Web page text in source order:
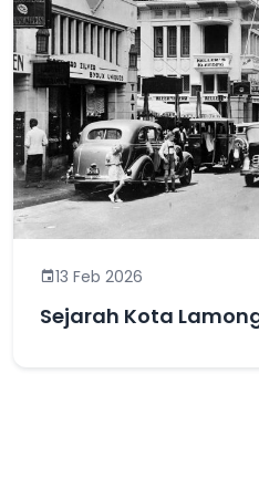
13 Feb 2026
Sejarah Kota